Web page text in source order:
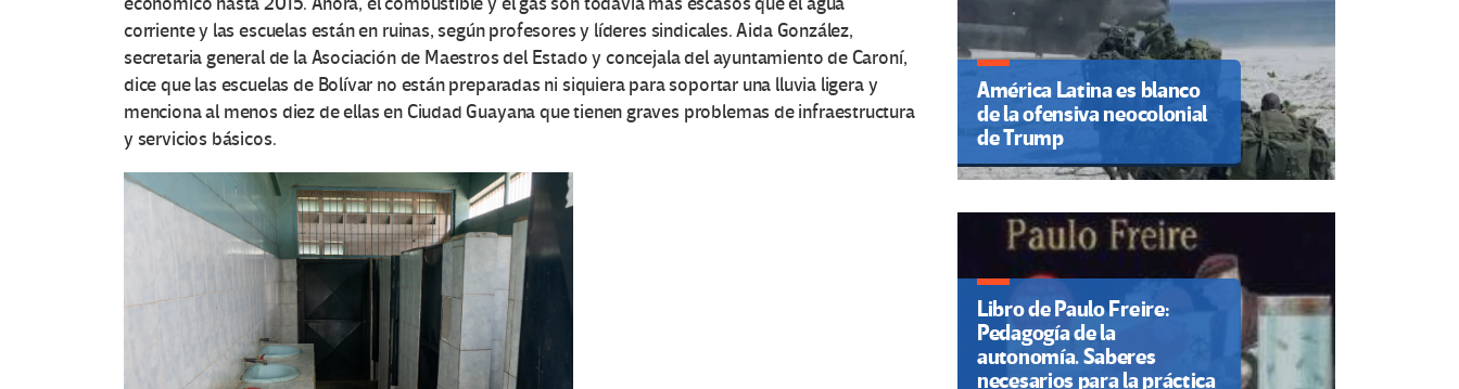
corriente y las escuelas están en ruinas, según profesores y líderes sindicales. Aida González,
secretaria general de la Asociación de Maestros del Estado y concejala del ayuntamiento de Caroní,
dice que las escuelas de Bolívar no están preparadas ni siquiera para soportar una lluvia ligera y
menciona al menos diez de ellas en Ciudad Guayana que tienen graves problemas de infraestructura
y servicios básicos.
América Latina es blanco
de la ofensiva neocolonial
de Trump
Libro de Paulo Freire:
Pedagogía de la
autonomía. Saberes
necesarios para la práctica